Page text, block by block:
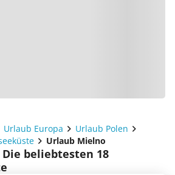
Urlaub Europa
Urlaub Polen
Urlaub Mielno
beliebtesten 18